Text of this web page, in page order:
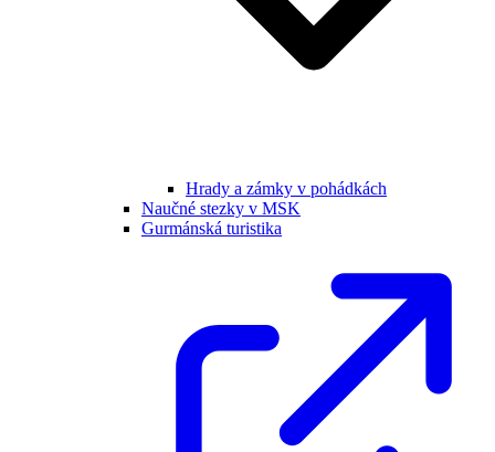
Hrady a zámky v pohádkách
Naučné stezky v MSK
Gurmánská turistika